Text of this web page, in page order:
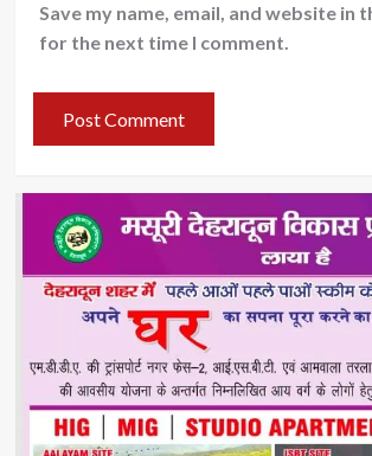
Save my name, email, and website in
for the next time I comment.